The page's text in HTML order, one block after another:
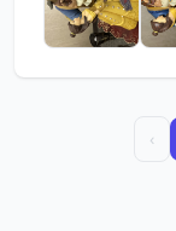
‹